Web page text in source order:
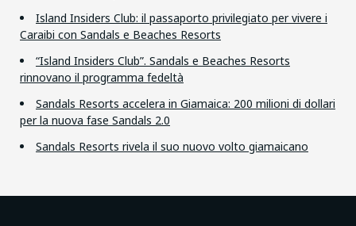
Island Insiders Club: il passaporto privilegiato per vivere i
Caraibi con Sandals e Beaches Resorts
“Island Insiders Club”. Sandals e Beaches Resorts
rinnovano il programma fedeltà
Sandals Resorts accelera in Giamaica: 200 milioni di dollari
per la nuova fase Sandals 2.0
Sandals Resorts rivela il suo nuovo volto giamaicano